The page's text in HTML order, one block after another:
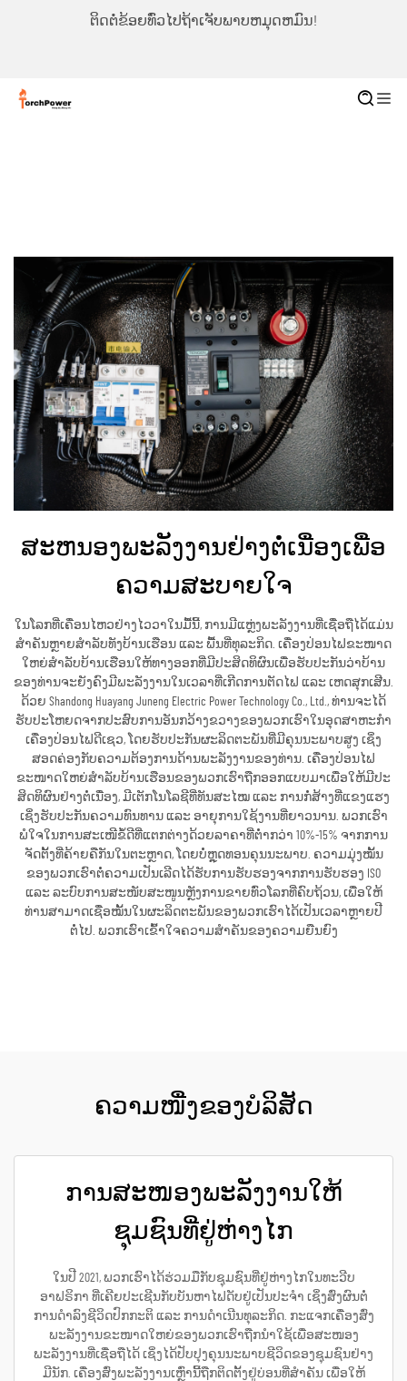
ຕິດຕໍ່ຂ້ອຍທົ່ວໄປຖ້າເຈັບພາບຫມຸດຫມົນ!
ສະຫນອງພະລັງງານຢ່າງຕໍ່ເນື່ອງເພື່ອ
ຄວາມສະບາຍໃຈ
ໃນໂລກທີ່ເຄື່ອນໄຫວຢ່າງໄວວາໃນມື້ນີ້, ການມີແຫຼ່ງພະລັງງານທີ່ເຊື່ອຖືໄດ້ແມ່ນ
ສຳຄັນຫຼາຍສຳລັບທັງບ້ານເຮືອນ ແລະ ພື້ນທີ່ທຸລະກິດ. ເຄື່ອງປ່ອນໄຟຂະໜາດ
ໃຫຍ່ສຳລັບບ້ານເຮືອນໃຫ້ທາງອອກທີ່ມີປະສິດທິຜົນເພື່ອຮັບປະກັນວ່າບ້ານ
ຂອງທ່ານຈະຍັງຄົງມີພະລັງງານໃນເວລາທີ່ເກີດການຕັດໄຟ ແລະ ເຫດສຸກເສີນ.
ດ້ວຍ Shandong Huayang Juneng Electric Power Technology Co., Ltd., ທ່ານຈະໄດ້
ຮັບປະໂຫຍດຈາກປະສົບການອັນກວ້າງຂວາງຂອງພວກເຮົາໃນອຸດສາຫະກຳ
ເຄື່ອງປ່ອນໄຟດີເຊວ, ໂດຍຮັບປະກັນຜະລິດຕະພັນທີ່ມີຄຸນນະພາບສູງ ເຊິ່ງ
ສອດຄ່ອງກັບຄວາມຕ້ອງການດ້ານພະລັງງານຂອງທ່ານ. ເຄື່ອງປ່ອນໄຟ
ຂະໜາດໃຫຍ່ສຳລັບບ້ານເຮືອນຂອງພວກເຮົາຖືກອອກແບບມາເພື່ອໃຫ້ມີປະ
ສິດທິຜົນຢ່າງຕໍ່ເນື່ອງ, ມີເຕັກໂນໂລຊີທີ່ທັນສະໄໝ ແລະ ການກໍ່ສ້າງທີ່ແຂງແຮງ
ເຊິ່ງຮັບປະກັນຄວາມທົນທານ ແລະ ອາຍຸການໃຊ້ງານທີ່ຍາວນານ. ພວກເຮົາ
ພໍໃຈໃນການສະເໜີຂໍ້ດີທີ່ແຕກຕ່າງດ້ວຍລາຄາທີ່ຕ່ຳກວ່າ 10%-15% ຈາກການ
ຈັດຕັ້ງທີ່ຄ້າຍຄືກັນໃນຕະຫຼາດ, ໂດຍບໍ່ຫຼຸດທອນຄຸນນະພາບ. ຄວາມມຸ່ງໝັ້ນ
ຂອງພວກເຮົາຕໍ່ຄວາມເປັນເລີດໄດ້ຮັບການຮັບຮອງຈາກການຮັບຮອງ ISO
ແລະ ລະບົບການສະໜັບສະໜູນຫຼັງການຂາຍທົ່ວໂລກທີ່ຄົບຖ້ວນ, ເພື່ອໃຫ້
ທ່ານສາມາດເຊື່ອໝັ້ນໃນຜະລິດຕະພັນຂອງພວກເຮົາໄດ້ເປັນເວລາຫຼາຍປີ
ຕໍ່ໄປ. ພວກເຮົາເຂົ້າໃຈຄວາມສຳຄັນຂອງຄວາມຍືນຍົງ
ຄວາມໜື່ງຂອງບໍລິສັດ
ການສະໜອງພະລັງງານໃຫ້
ຊຸມຊົນທີ່ຢູ່ຫ່າງໄກ
ໃນປີ 2021, ພວກເຮົາໄດ້ຮ່ວມມືກັບຊຸມຊົນທີ່ຢູ່ຫ່າງໄກໃນທະວີບ
ອາຟຣິກາ ທີ່ເຄີຍປະເຊີນກັບບັນຫາໄຟດັບຢູ່ເປັນປະຈຳ ເຊິ່ງສົ່ງຜົນຕໍ່
ການດຳລົງຊີວິດປົກກະຕິ ແລະ ການດຳເນີນທຸລະກິດ. ກະແຈກເຄື່ອງສົ່ງ
ພະລັງງານຂະໜາດໃຫຍ່ຂອງພວກເຮົາຖືກນຳໃຊ້ເພື່ອສະໜອງ
ພະລັງງານທີ່ເຊື່ອຖືໄດ້ ເຊິ່ງໄດ້ປັບປຸງຄຸນນະພາບຊີວິດຂອງຊຸມຊົນຢ່າງ
ມີນັກ. ເຄື່ອງສົ່ງພະລັງງານເຫຼົ່ານີ້ຖືກຕິດຕັ້ງຢູ່ບ່ອນທີ່ສຳຄັນ ເພື່ອໃຫ້